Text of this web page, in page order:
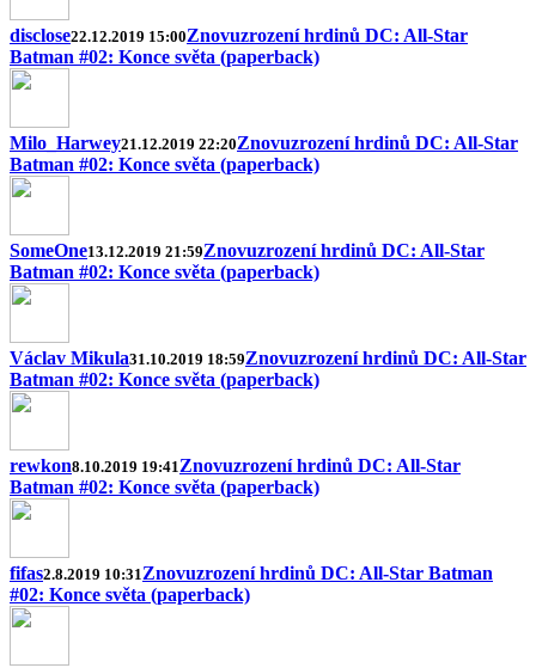
disclose22.12.2019 15:00Znovuzrození hrdinů DC: All-Star
Batman #02: Konce světa (paperback)
Milo_Harwey21.12.2019 22:20Znovuzrození hrdinů DC: All-Star
Batman #02: Konce světa (paperback)
SomeOne13.12.2019 21:59Znovuzrození hrdinů DC: All-Star
Batman #02: Konce světa (paperback)
Václav Mikula31.10.2019 18:59Znovuzrození hrdinů DC: All-Star
Batman #02: Konce světa (paperback)
rewkon8.10.2019 19:41Znovuzrození hrdinů DC: All-Star
Batman #02: Konce světa (paperback)
fifas2.8.2019 10:31Znovuzrození hrdinů DC: All-Star Batman
#02: Konce světa (paperback)